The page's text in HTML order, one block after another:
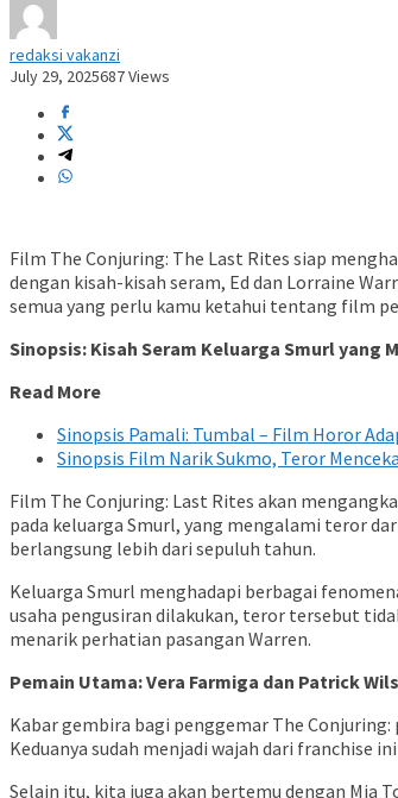
redaksi vakanzi
July 29, 2025687 Views
Film The Conjuring: The Last Rites siap
dengan kisah-kisah seram, Ed dan Lorraine
semua yang perlu kamu ketahui tentang film
Sinopsis: Kisah Seram Keluarga Smurl yang
Read More
Sinopsis Pamali: Tumbal – Film Horor
Sinopsis Film Narik Sukmo, Teror
Film The Conjuring: Last Rites akan
pada keluarga Smurl, yang mengalami teror
berlangsung lebih dari sepuluh tahun.
Keluarga Smurl menghadapi berbagai
usaha pengusiran dilakukan, teror tersebut
menarik perhatian pasangan Warren.
Pemain Utama: Vera Farmiga dan Patrick
Kabar gembira bagi penggemar The
Keduanya sudah menjadi wajah dari franchise
Selain itu, kita juga akan bertemu dengan Mia